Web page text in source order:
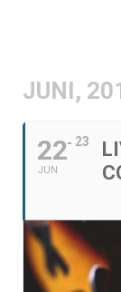
JUNI,
22
JUN
23